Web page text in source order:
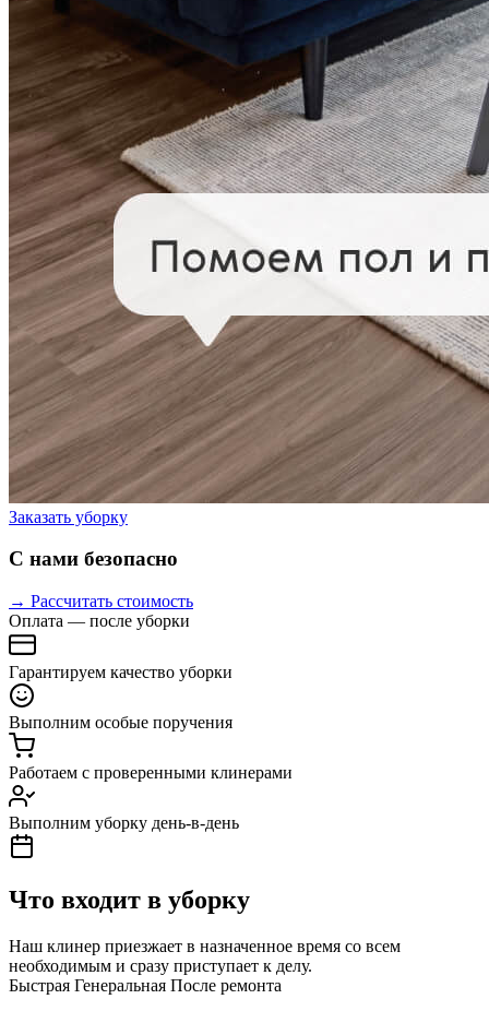
Заказать уборку
С нами безопасно
→ Рассчитать стоимость
Оплата — после уборки
Гарантируем качество уборки
Выполним особые поручения
Работаем с проверенными клинерами
Выполним уборку день-в-день
Что входит в уборку
Наш клинер приезжает в назначенное время со всем
необходимым и сразу приступает к делу.
Быстрая Генеральная После ремонта